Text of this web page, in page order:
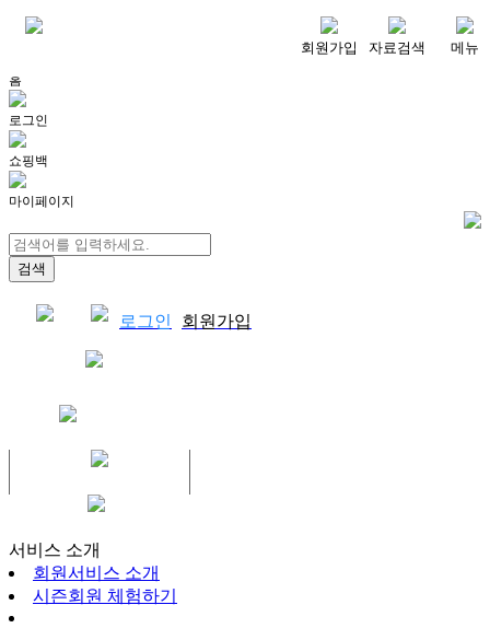
회원가입 자료검색 메뉴
홈
로그인
쇼핑백
마이페이지
로그인 회원가입
서비스 소개
회원서비스 소개
시즌회원 체험하기